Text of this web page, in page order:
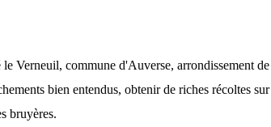
Verneuil, commune d'Auverse, arrondissement de
bien entendus, obtenir de riches récoltes sur
bruyères.